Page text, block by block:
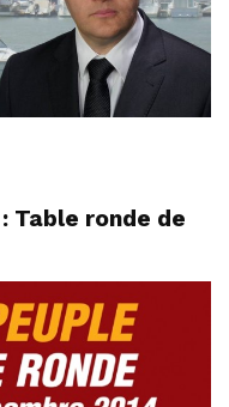
Table ronde de